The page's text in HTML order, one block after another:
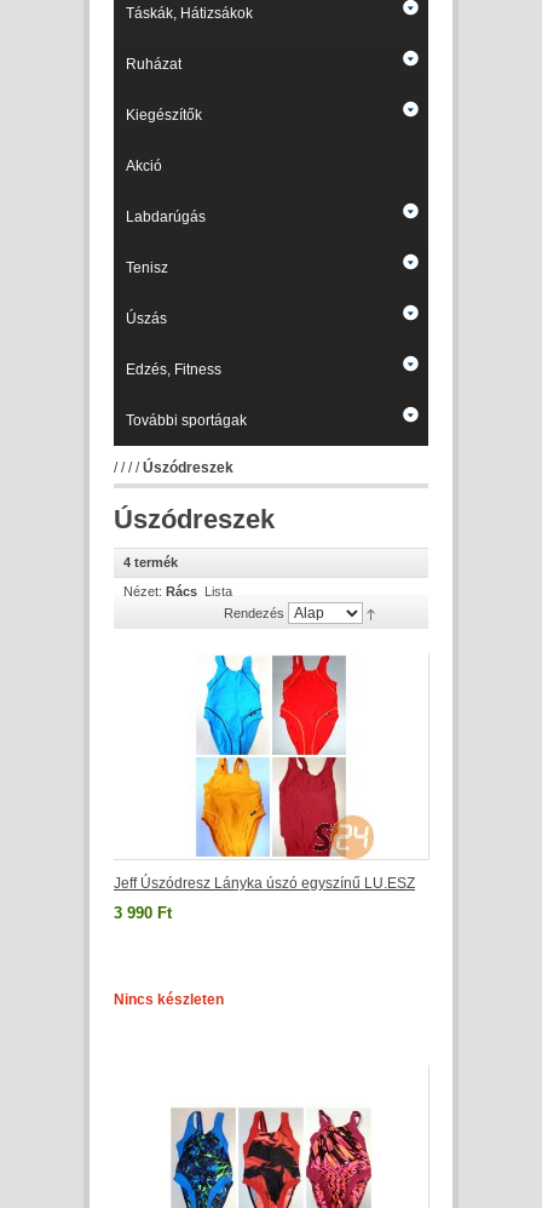
Táskák, Hátizsákok
Ruházat
Kiegészítők
Akció
Labdarúgás
Tenisz
Úszás
Edzés, Fitness
További sportágak
////Úszódreszek
Úszódreszek
4 termék
Nézet: Rács Lista
Rendezés
Jeff Úszódresz Lányka úszó egyszínű LU.ESZ
3 990 Ft
Nincs készleten